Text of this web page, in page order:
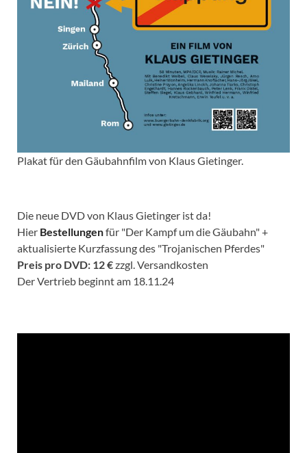
Plakat für den Gäubahnfilm von Klaus Gietinger.
Die neue DVD von Klaus Gietinger ist da!
Hier Bestellungenfür "Der Kampf um die Gäubahn" +
aktualisierte Kurzfassung des "Trojanischen Pferdes"
Preis pro DVD: 12 €zzgl. Versandkosten
Der Vertrieb beginnt am 18.11.24